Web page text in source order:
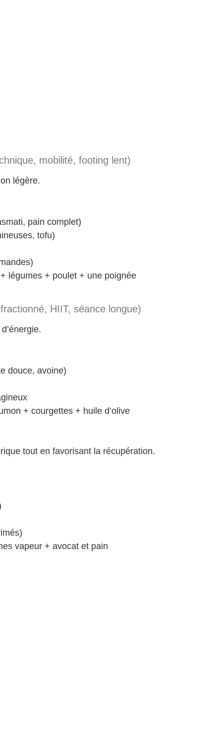
mobilité, footing lent)
légère.
pain complet)
tofu)
légumes + poulet + une poignée
HIIT, séance longue)
douce, avoine)
+ courgettes + huile d’olive
tout en favorisant la récupération.
vapeur + avocat et pain